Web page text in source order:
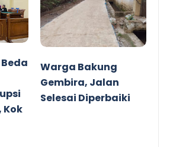
Kok
Warga Bakung
Gembira, Jalan
Selesai Diperbaiki